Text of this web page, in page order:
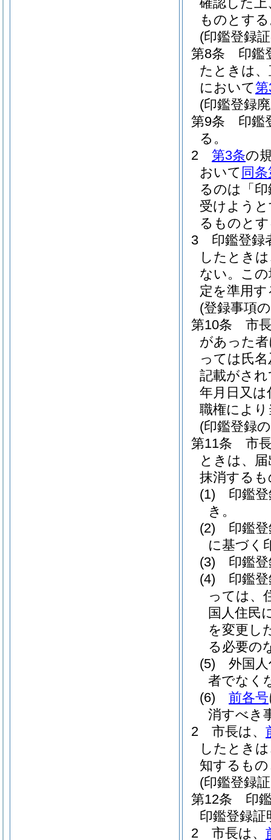
ものとす
(印鑑登録
第8条
印鑑
たときは
において
(印鑑登録
第9条
印鑑
る。
2
第3条の
おいて 同
るのは「
受けよう
るものと
3
印鑑登録
したとき
ない。 こ
定を準用す
(登録事項
第10条
市
があった
っては氏
記載がさ
年月日又
職権によ
(印鑑登録
第11条
市
ときは、
抹消する
(1)
印鑑
き。
(2)
印鑑
に基づく
(3)
印鑑
(4)
印鑑
っては、
国人住民
を変更し
る必要の
(5)
外国
者でなく
(6)
前各号
消すべき
2
市長は、
したとき
知するも
(印鑑登録
第12条
印
印鑑登録
2
市長は、